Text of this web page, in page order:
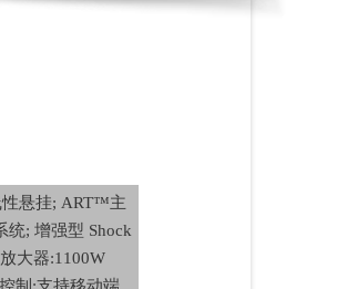
性悬挂; ART™主
统; 增强型 Shock
大器:1100W